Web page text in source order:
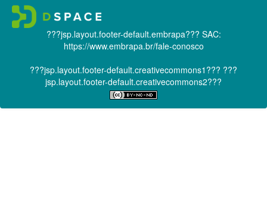
???jsp.layout.footer-default.embrapa??? SAC:
https://www.embrapa.br/fale-conosco
???jsp.layout.footer-default.creativecommons1??? ???
jsp.layout.footer-default.creativecommons2???